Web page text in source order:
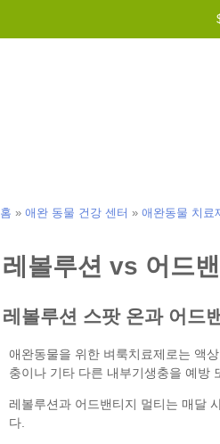
홈 » 애완 동물 건강 센터 » 애완동물 치료
레볼루션 어드밴티지 멀티